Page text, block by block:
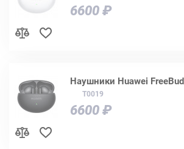
6600 ₽
Наушники Huawei
T0019
6600 ₽